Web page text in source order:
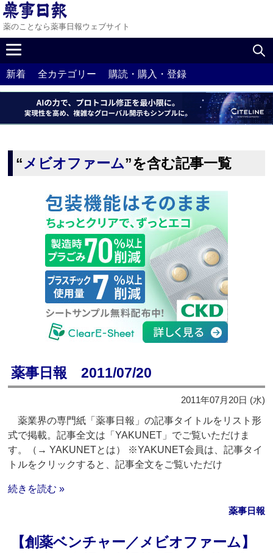
薬のことなら薬事日報ウェブサイト
新着 全カテゴリー 購読・購入・登録
“メビオファーム”を含む記事一覧
薬事日報 2011/07/20
2011年07月20日 (水)
薬業界の専門紙「薬事日報」の記事タイトルをリスト形
式で掲載。記事全文は「YAKUNET」でご覧いただけま
す。（→ YAKUNETとは） ※YAKUNET会員は、記事タイ
トルをクリックすると、記事全文をご覧いただけ
続きを読む »
薬事日報
【創薬ベンチャー／メビオファーム】